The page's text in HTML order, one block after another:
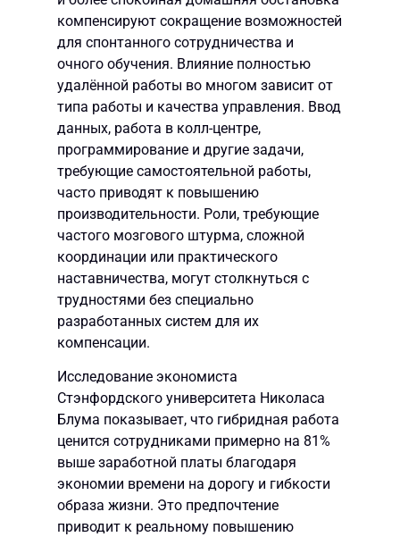
компенсируют сокращение возможностей
для спонтанного сотрудничества и
очного обучения. Влияние полностью
удалённой работы во многом зависит от
типа работы и качества управления. Ввод
данных, работа в колл-центре,
программирование и другие задачи,
требующие самостоятельной работы,
часто приводят к повышению
производительности. Роли, требующие
частого мозгового штурма, сложной
координации или практического
наставничества, могут столкнуться с
трудностями без специально
разработанных систем для их
компенсации.
Исследование экономиста
Стэнфордского университета Николаса
Блума показывает, что гибридная работа
ценится сотрудниками примерно на 81%
выше заработной платы благодаря
экономии времени на дорогу и гибкости
образа жизни. Это предпочтение
приводит к реальному повышению